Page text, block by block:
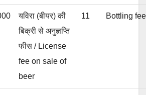
यविरा (बीयर) की
बिक्री से अनुज्ञप्ति
फीस / License
fee on sale of
beer
11 Bottling